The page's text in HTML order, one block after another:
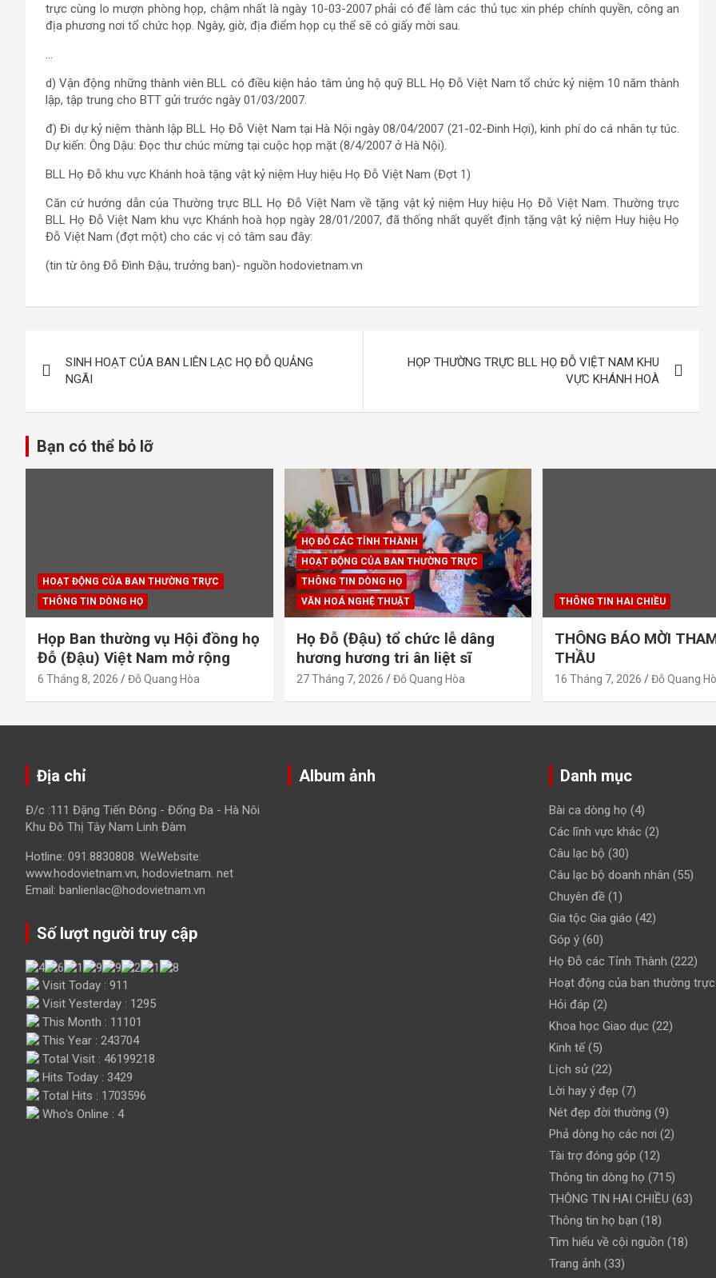
trực cùng lo mượn phòng họp, chậm nhất là ngày 10-03-2007 phải có để làm các thủ tục xin phép chính quyền, công an
địa phương nơi tổ chức họp. Ngày, giờ, địa điểm họp cụ thể sẽ có giấy mời sau.
…
d) Vận động những thành viên BLL có điều kiện hảo tâm ủng hộ quỹ BLL Họ Đỗ Việt Nam tổ chức kỷ niệm 10 năm thành
lập, tập trung cho BTT gửi trước ngày 01/03/2007.
đ) Đi dự kỷ niệm thành lập BLL Họ Đỗ Việt Nam tại Hà Nội ngày 08/04/2007 (21-02-Đinh Hợi), kinh phí do cá nhân tự túc.
Dự kiến: Ông Dậu: Đọc thư chúc mừng tại cuộc họp mặt (8/4/2007 ở Hà Nội).
BLL Họ Đỗ khu vực Khánh hoà tặng vật kỷ niệm Huy hiệu Họ Đỗ Việt Nam (Đợt 1)
Căn cứ hướng dẫn của Thường trực BLL Họ Đỗ Việt Nam về tặng vật kỷ niệm Huy hiệu Họ Đỗ Việt Nam. Thường trực
BLL Họ Đỗ Việt Nam khu vực Khánh hoà họp ngày 28/01/2007, đã thống nhất quyết định tặng vật kỷ niệm Huy hiệu Họ
Đỗ Việt Nam (đợt một) cho các vị có tâm sau đây:
(tin từ ông Đỗ Đình Đậu, trưởng ban)- nguồn hodovietnam.vn
hướng
bài
viết
SINH HOẠT CỦA BAN LIÊN LẠC HỌ ĐỖ QUẢNG
NGÃI
HỌP THƯỜNG TRỰC BLL HỌ ĐỖ VIỆT NAM KHU
VỰC KHÁNH HOÀ
Bạn có thể bỏ lỡ
HOẠT ĐỘNG CỦA BAN THƯỜNG TRỰC
THÔNG TIN DÒNG HỌ
Họp Ban thường vụ Hội đồng họ
Đỗ (Đậu) Việt Nam mở rộng
6 Tháng 8, 2026 Đỗ Quang Hòa
HỌ ĐỖ CÁC TỈNH THÀNH
HOẠT ĐỘNG CỦA BAN THƯỜNG TRỰC
THÔNG TIN DÒNG HỌ
VĂN HOÁ NGHỆ THUẬT
Họ Đỗ (Đậu) tổ chức lễ dâng
hương hương tri ân liệt sĩ
27 Tháng 7, 2026 Đỗ Quang Hòa
THÔNG TIN HAI CHIỀU
THÔNG BÁO MỜI
THẦU
16 Tháng 7, 2026 Đỗ Quang
Địa chỉ
Đ/c :111 Đặng Tiến Đông - Đống Đa - Hà Nôi
Khu Đô Thị Tây Nam Linh Đàm
Hotline: 091.8830808. WeWebsite:
www.hodovietnam.vn, hodovietnam. net
Email: banlienlac@hodovietnam.vn
Số lượt người truy cập
Visit Today : 911
Visit Yesterday : 1295
This Month : 11101
This Year : 243704
Total Visit : 46199218
Hits Today : 3429
Total Hits : 1703596
Who's Online : 4
Album ảnh Danh mục
Bài ca dòng họ (4)
Các lĩnh vực khác (2)
Câu lạc bộ (30)
Câu lạc bộ doanh nhân (55)
Chuyên đề (1)
Gia tộc Gia giáo (42)
Góp ý (60)
Họ Đỗ các Tỉnh Thành (222)
Hoạt động của ban thường trực
Hỏi đáp (2)
Khoa học Giao dục (22)
Kinh tế(5)
Lịch sử(22)
Lời hay ý đẹp (7)
Nét đẹp đời thường (9)
Phả dòng họ các nơi (2)
Tài trợ đóng góp (12)
Thông tin dòng họ (715)
THÔNG TIN HAI CHIỀU (63)
Thông tin họ bạn (18)
Tìm hiểu về cội nguồn (18)
Trang ảnh (33)